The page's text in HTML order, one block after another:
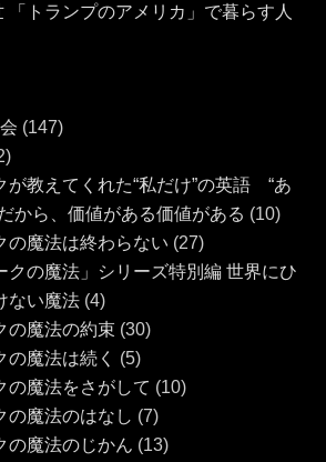
「トランプのアメリカ」で暮らす人
(147)
が教えてくれた“私だけ”の英語 “あ
から、価値がある価値がある (10)
の魔法は終わらない (27)
クの魔法」シリーズ特別編 世界にひ
ない魔法(4)
の魔法の約束 (30)
の魔法は続く
(5)
の魔法をさがして (10)
の魔法のはなし (7)
の魔法のじかん (13)